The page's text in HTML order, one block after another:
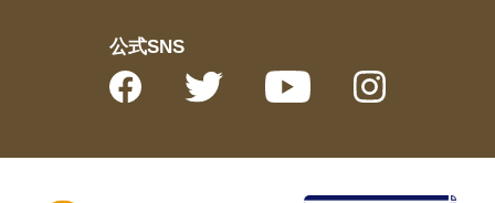
公式SNS